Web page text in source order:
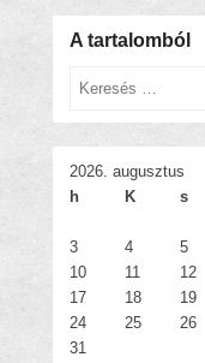
A tartalomból
Keresés
2026. augusztus
h
K s
3
4 5
10
11 12
17
18 19
24
25 26
31